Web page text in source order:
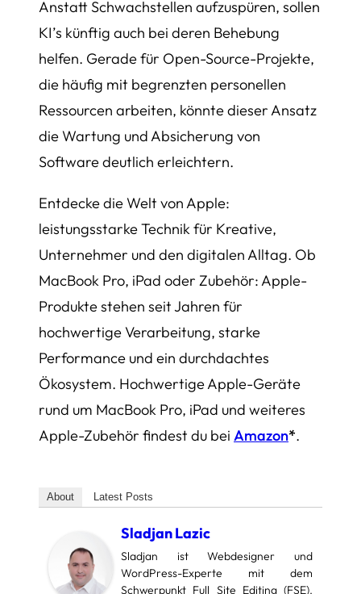
Anstatt Schwachstellen aufzuspüren, sollen
KI’s künftig auch bei deren Behebung
helfen. Gerade für Open-Source-Projekte,
die häufig mit begrenzten personellen
Ressourcen arbeiten, könnte dieser Ansatz
die Wartung und Absicherung von
Software deutlich erleichtern.
Entdecke die Welt von Apple:
leistungsstarke Technik für Kreative,
Unternehmer und den digitalen Alltag. Ob
MacBook Pro, iPad oder Zubehör: Apple-
Produkte stehen seit Jahren für
hochwertige Verarbeitung, starke
Performance und ein durchdachtes
Ökosystem. Hochwertige Apple-Geräte
rund um MacBook Pro, iPad und weiteres
Apple-Zubehör findest du bei Amazon*.
About Latest Posts
Sladjan Lazic
Sladjan ist Webdesigner und
WordPress-Experte mit dem
Schwerpunkt Full Site Editing (FSE).